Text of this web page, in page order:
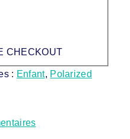
CHECKOUT
: Enfant, Polarized